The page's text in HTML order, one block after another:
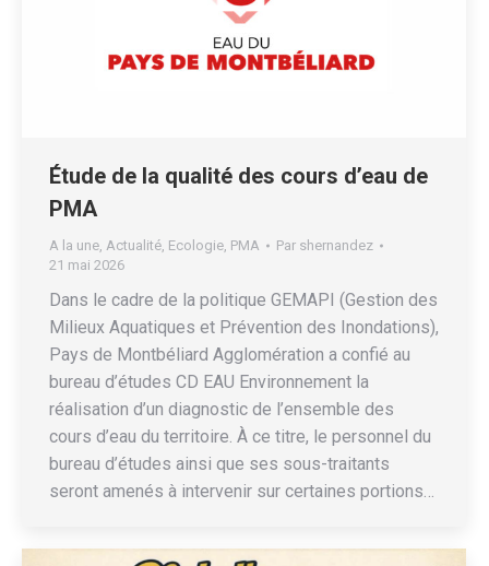
Étude de la qualité des cours d’eau de
PMA
A la une, Actualité, Ecologie, PMA Par shernandez
21 mai 2026
Dans le cadre de la politique GEMAPI (Gestion des
Milieux Aquatiques et Prévention des Inondations),
Pays de Montbéliard Agglomération a confié au
bureau d’études CD EAU Environnement la
réalisation d’un diagnostic de l’ensemble des
cours d’eau du territoire. À ce titre, le personnel du
bureau d’études ainsi que ses sous-traitants
seront amenés à intervenir sur certaines portions…